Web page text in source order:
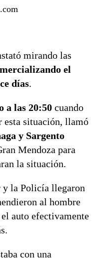
mirando las
el
días.
a las 20:50 cuando
esta situación, llamó
y Sargento
Mendoza para
la situación.
y la Policía llegaron
al hombre
auto efectivamente
con una